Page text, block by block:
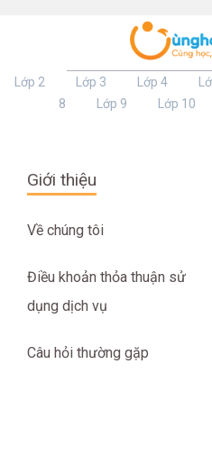
Lớp 2 Lớp 3 Lớp 4
8
Lớp 9 Lớp 10
Giới thiệu
Về chúng tôi
Điều khoản thỏa thuận sử
dụng dịch vụ
Câu hỏi thường gặp